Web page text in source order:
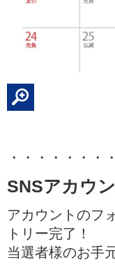
・・・・・・・
SNSアカウ
アカウントのフ
トリー完了！
当選者様のお手